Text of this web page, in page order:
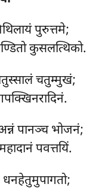
पुरुत्तमे;
कुसलत्थिको.
चतुम्मुखं;
पानञ्च भोजनं;
पवत्तयिं.
धनहेतुमुपागतो;